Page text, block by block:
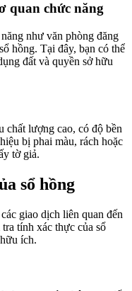
quan chức năng
như văn phòng đăng
hồng. Tại đây, bạn có thể
đất và quyền sở hữu
chất lượng cao, có độ bền
bị phai màu, rách hoặc
tờ giả.
sổ hồng
giao dịch liên quan đến
tính xác thực của sổ
ích.